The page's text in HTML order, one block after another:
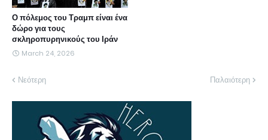
Ο πόλεμος του Τραμπ είναι ένα
δώρο για τους
σκληροπυρηνικούς του Ιράν
March 24, 2026
Νεότερη Παλαιότερη